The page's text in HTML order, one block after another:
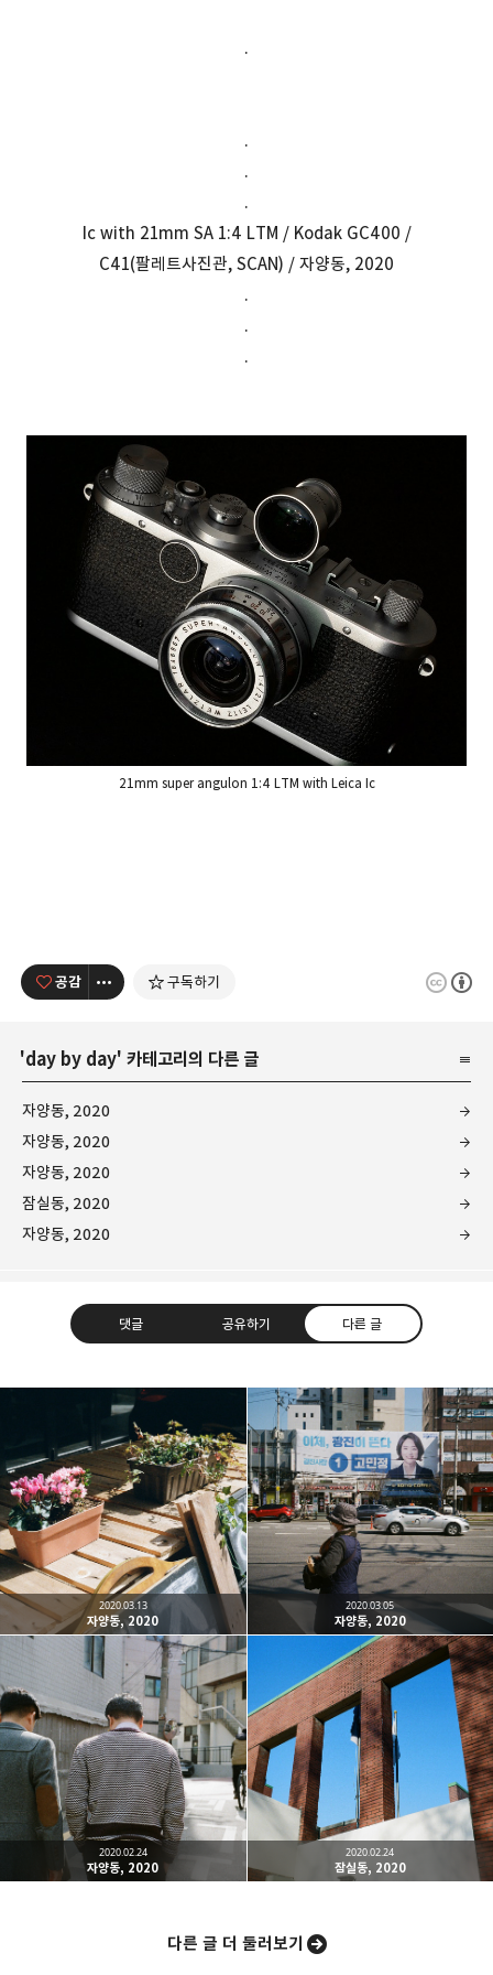
.
.
.
.
Ic with 21mm SA 1:4 LTM / Kodak GC400 /
C41(팔레트사진관, SCAN) / 자양동, 2020
.
.
.
21mm super angulon 1:4 LTM with Leica Ic
공감 구독하기
'day by day' 카테고리의 다른 글
자양동, 2020
자양동, 2020
자양동, 2020
잠실동, 2020
자양동, 2020
댓글 공유하기 다른 글
Leica Sisyphus
One must imagine Sisyphus happy.
구독하기
카카오톡 라인 트위터
네이버 블로그 Pocket
자양동, 2020
2020.03.13
자양동, 2020
2020.03.05
자양동, 2020
2020.02.24
잠실동, 2020
2020.02.24
다른 글 더 둘러보기